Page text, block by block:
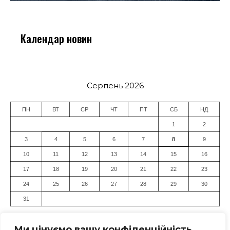
Календар новин
Серпень 2026
ПН ВТ СР ЧТ ПТ СБ НД
1 2
3 4 5 6 7 8 9
10 11 12 13 14 15 16
17 18 19 20 21 22 23
24 25 26 27 28 29 30
31